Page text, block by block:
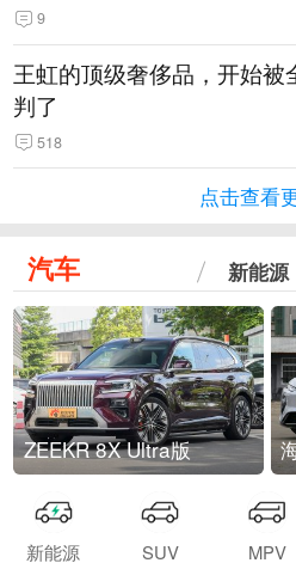
9
王虹的顶级奢侈品，开始被
判了
518
点击查看
汽车 新能源
ZEEKR 8X Ultra版
新能源 SUV MPV